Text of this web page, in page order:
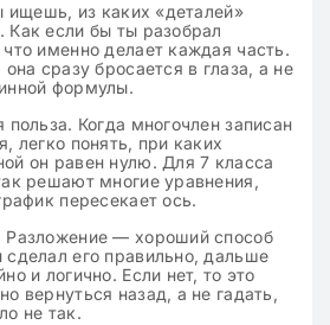
ищешь, из каких «деталей»
если бы ты разобрал
именно делает каждая часть.
сразу бросается в глаза, а не
формулы.
польза. Когда многочлен записан
легко понять, при каких
он равен нулю. Для 7 класса
решают многие уравнения,
пересекает ось.
— хороший способ
его правильно, дальше
и логично. Если нет, то это
вернуться назад, а не гадать,
не так.